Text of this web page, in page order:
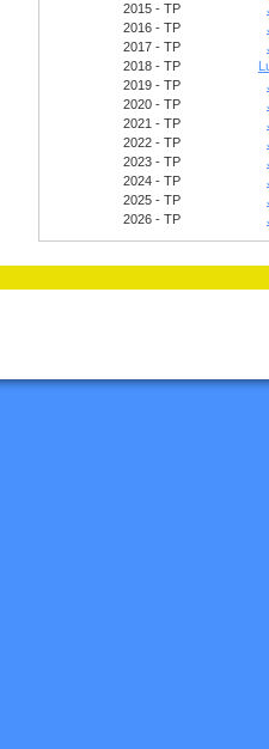
2015 - TP
2016 - TP
2017 - TP
2018 - TP
2019 - TP
2020 - TP
2021 - TP
2022 - TP
2023 - TP
2024 - TP
2025 - TP
2026 - TP